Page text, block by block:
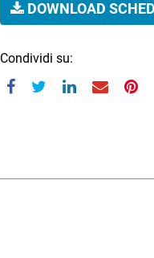
DOWNLOAD
Condividi su: